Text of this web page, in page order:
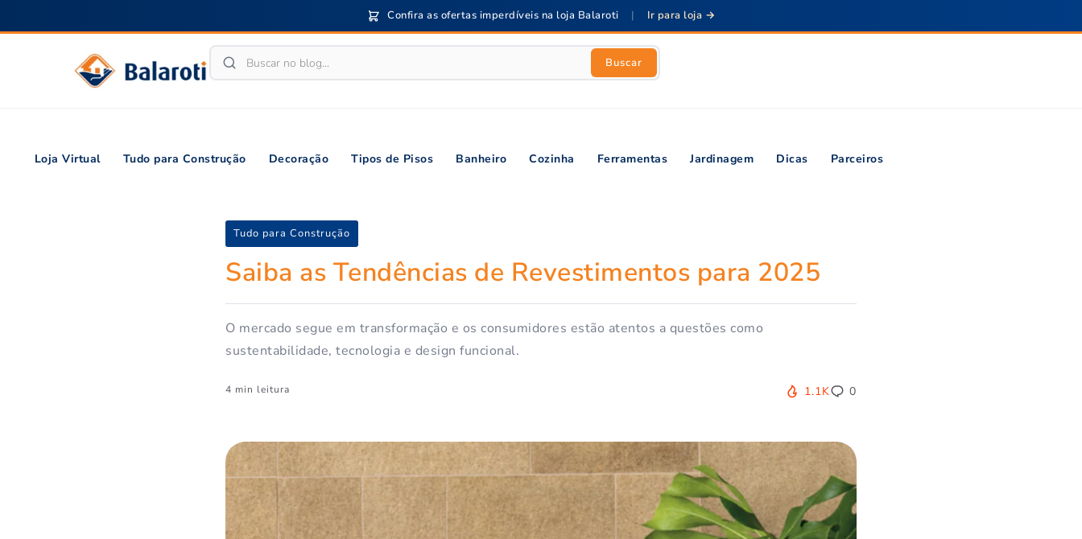
Confira as ofertas imperdíveis na loja Balaroti | Ir para loja →
Buscar
Loja Virtual Tudo para Construção Decoração Tipos de Pisos Banheiro Cozinha Ferramentas Jardinagem Dicas Parceiros
Tudo para Construção
Saiba as Tendências de Revestimentos para 2025
O mercado segue em transformação e os consumidores estão atentos a questões como
sustentabilidade, tecnologia e design funcional.
4 min leitura 1.1K 0